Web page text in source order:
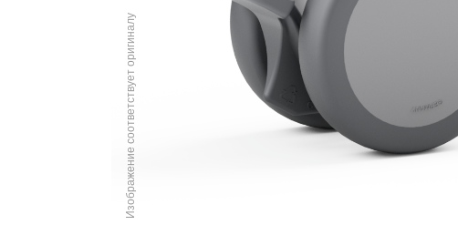
Изображение соответствует оригиналу